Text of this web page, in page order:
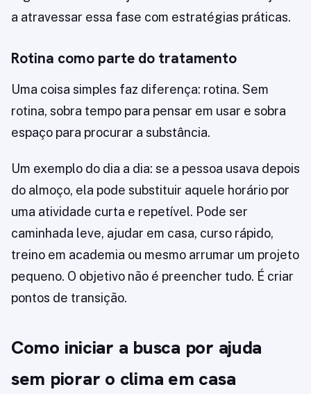
a atravessar essa fase com estratégias práticas.
Rotina como parte do tratamento
Uma coisa simples faz diferença: rotina. Sem
rotina, sobra tempo para pensar em usar e sobra
espaço para procurar a substância.
Um exemplo do dia a dia: se a pessoa usava depois
do almoço, ela pode substituir aquele horário por
uma atividade curta e repetível. Pode ser
caminhada leve, ajudar em casa, curso rápido,
treino em academia ou mesmo arrumar um projeto
pequeno. O objetivo não é preencher tudo. É criar
pontos de transição.
Como iniciar a busca por ajuda
sem piorar o clima em casa